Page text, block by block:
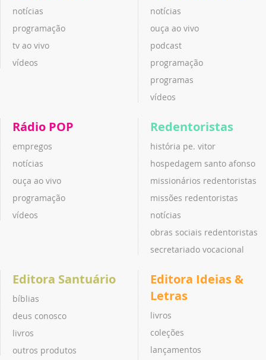
notícias
programação
tv ao vivo
vídeos
notícias
ouça ao vivo
podcast
programação
programas
vídeos
Rádio POP
empregos
notícias
ouça ao vivo
programação
vídeos
Redentoristas
história pe. vitor
hospedagem santo afonso
missionários redentoristas
missões redentoristas
notícias
obras sociais redentoristas
secretariado vocacional
Editora Santuário
bíblias
deus conosco
livros
outros produtos
Editora Ideias &
Letras
livros
coleções
lançamentos